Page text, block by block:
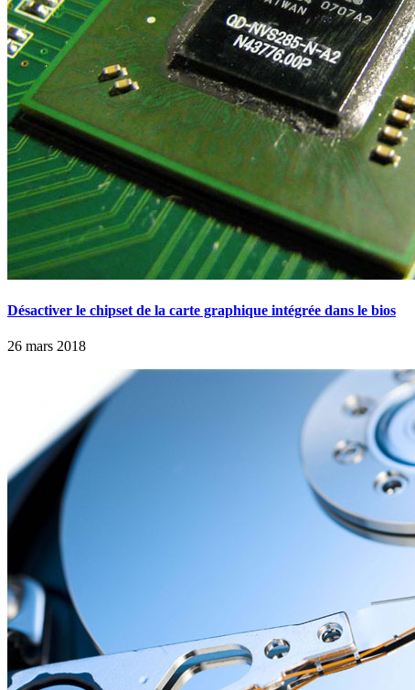
Désactiver le chipset de la carte graphique intégrée dans le bios
26 mars 2018